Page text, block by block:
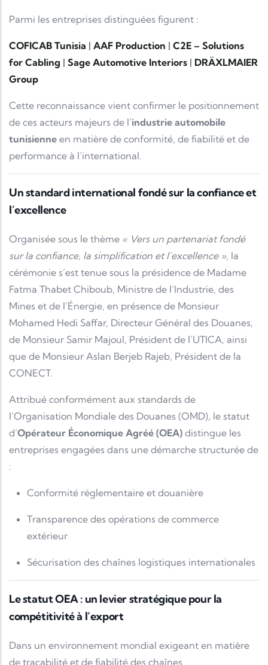
Parmi les entreprises distinguées figurent :
COFICAB Tunisia | AAF Production | C2E – Solutions
for Cabling | Sage Automotive Interiors | DRÄXLMAIER
Group
Cette reconnaissance vient confirmer le positionnement
de ces acteurs majeurs de l’industrie automobile
tunisienne en matière de conformité, de fiabilité et de
performance à l’international.
Un standard international fondé sur la confiance et
l’excellence
Organisée sous le thème « Vers un partenariat fondé
sur la confiance, la simplification et l’excellence », la
cérémonie s’est tenue sous la présidence de Madame
Fatma Thabet Chiboub, Ministre de l’Industrie, des
Mines et de l’Énergie, en présence de Monsieur
Mohamed Hedi Saffar, Directeur Général des Douanes,
de Monsieur Samir Majoul, Président de l’UTICA, ainsi
que de Monsieur Aslan Berjeb Rajeb, Président de la
CONECT.
Attribué conformément aux standards de
l’Organisation Mondiale des Douanes (OMD), le statut
d’Opérateur Économique Agréé (OEA) distingue les
entreprises engagées dans une démarche structurée de
:
Conformité réglementaire et douanière
Transparence des opérations de commerce
extérieur
Sécurisation des chaînes logistiques internationales
Le statut OEA : un levier stratégique pour la
compétitivité à l’export
Dans un environnement mondial exigeant en matière
de traçabilité et de fiabilité des chaînes